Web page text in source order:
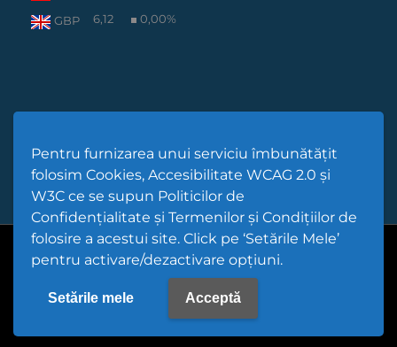
Pentru furnizarea unui serviciu îmbunătățit
folosim Cookies, Accesibilitate WCAG 2.0 și
W3C ce se supun Politicilor de
Confidențialitate și Termenilor și Condițiilor de
folosire a acestui site. Click pe ‘Setările Mele’
pentru activare/dezactivare opțiuni.
Setările mele Acceptă
GBP 6,12 0,00%
Cod Județ 4 | Județul Bacău | Tipul UAT - 14 - C - Comună |
Codul SIRUTA al Unitații Administrativ-Teritoriale 25291 |
Scorțeni
PPW @2026 |Hartă Website|Setări Cookies și Accesibilitate